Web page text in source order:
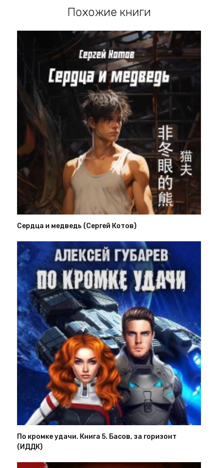
Похожие книги
Сердца и медведь (Сергей Котов)
По кромке удачи. Книга 5. Басов, за горизонт
(ИДДК)